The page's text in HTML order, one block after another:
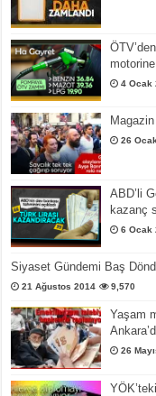
4 Ocak
26
ABD’li
kazanç
6 Ocak
Siyaset Gündemi Baş
21 Ağustos 2014 9,570
Yaşam
26